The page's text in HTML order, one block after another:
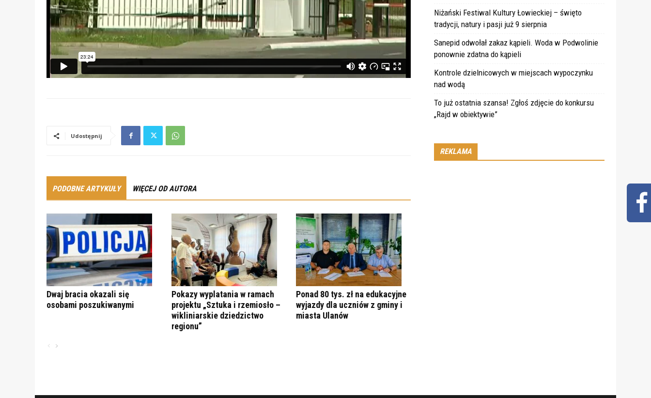
Udostępnij
PODOBNE ARTYKUŁY WIĘCEJ OD AUTORA
Dwaj bracia okazali się
osobami poszukiwanymi
Pokazy wyplatania w ramach
projektu „Sztuka i rzemiosło –
wikliniarskie dziedzictwo
regionu”
Ponad 80 tys. zł na edukacyjne
wyjazdy dla uczniów z gminy i
miasta Ulanów
Niżański Festiwal Kultury Łowieckiej – święto
tradycji, natury i pasji już 9 sierpnia
Sanepid odwołał zakaz kąpieli. Woda w Podwolinie
ponownie zdatna do kąpieli
Kontrole dzielnicowych w miejscach wypoczynku
nad wodą
To już ostatnia szansa! Zgłoś zdjęcie do konkursu
„Rajd w obiektywie”
REKLAMA